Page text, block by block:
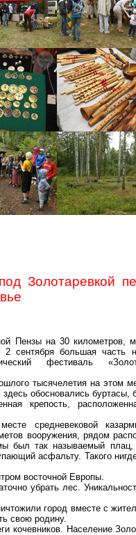
Золотаревкой
Пензы на 30 километров,
2 сентября большая
фестиваль «
тысячелетия на этом
обосновалисьбуртасы,
крепость,
месте средневековой
вооружения, рядом
был так называемый
асфальту. Такого
восточной Европы.
убрать лес.
город вместе с
свою родину.
кочевников. Население